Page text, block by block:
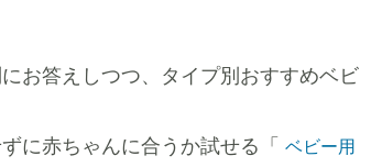
お答えしつつ、タイプ別おすすめベビ
に赤ちゃんに合うか試せる「 ベビー用